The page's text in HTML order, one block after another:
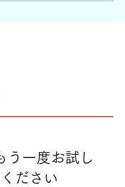
う一度お試し
ください